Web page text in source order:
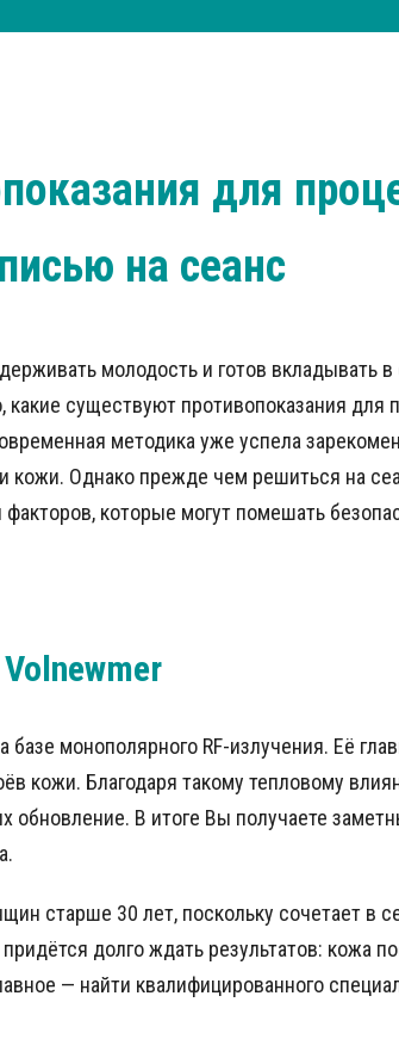
для
на сеанс
молодость и готов вкладывать
существуют противопоказания для
методика уже успела
кожи. Однако прежде чем решиться на
факторов, которые могут помешать
монополярного RF-излучения. Её
кожи. Благодаря такому тепловому
обновление. В итоге Вы получаете
старше 30 лет, поскольку сочетает в
долго ждать результатов: кожа
— найти квалифицированного